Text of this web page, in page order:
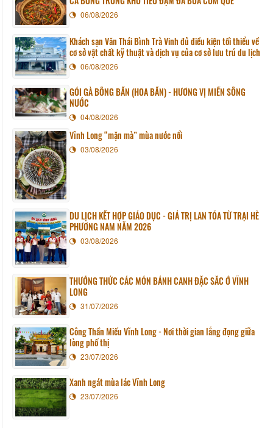
06/08/2026
Khách sạn Văn Thái Bình Trà Vinh đủ điều kiện tối thiểu về
cơ sở vật chất kỹ thuật và dịch vụ của cơ sở lưu trú du lịch
06/08/2026
GỎI GÀ BÔNG BẦN (HOA BẦN) - HƯƠNG VỊ MIỀN SÔNG
NƯỚC
04/08/2026
Vĩnh Long “mặn mà” mùa nước nổi
03/08/2026
DU LỊCH KẾT HỢP GIÁO DỤC - GIÁ TRỊ LAN TỎA TỪ TRẠI HÈ
PHƯƠNG NAM NĂM 2026
03/08/2026
THƯỞNG THỨC CÁC MÓN BÁNH CANH ĐẶC SẮC Ở VĨNH
LONG
31/07/2026
Công Thần Miếu Vĩnh Long - Nơi thời gian lắng đọng giữa
lòng phố thị
23/07/2026
Xanh ngát mùa lác Vĩnh Long
23/07/2026